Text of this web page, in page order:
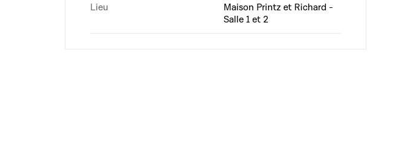
Lieu
Maison Printz et Richard -
Salle 1 et 2